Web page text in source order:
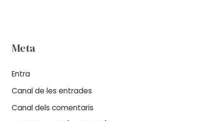
Meta
Entra
Canal de les entrades
Canal dels comentaris